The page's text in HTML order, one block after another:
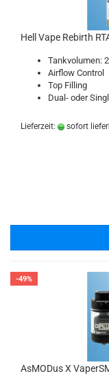
Hell Vape Rebirth
Tankvolumen:
Airflow Control
Top Filling
Dual- oder
Lieferzeit: sofort
-49%
AsMODus X